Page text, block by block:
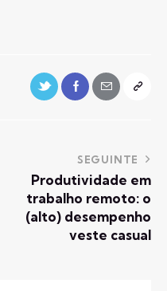
SEGUINTE
Produtividade em
trabalho remoto: o
(alto) desempenho
veste casual